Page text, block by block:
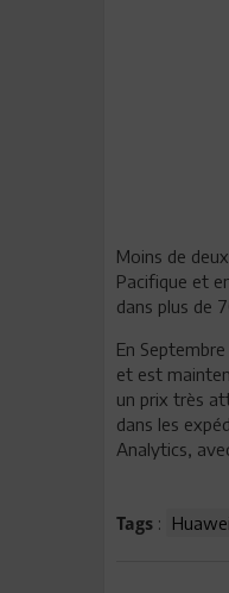
Moins de
Pacifique et
dans plus de
En
et est
un prix très
dans les
Analytics,
Tags : Huawei